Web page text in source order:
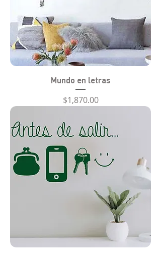
Mundo en letras
Precio
$1,870.00